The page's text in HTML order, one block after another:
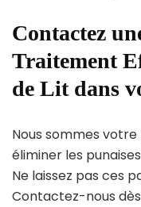
Contactez
Traitement
de Lit dans
Nous sommes
éliminer les
Ne laissez pas ces
Contactez-nous